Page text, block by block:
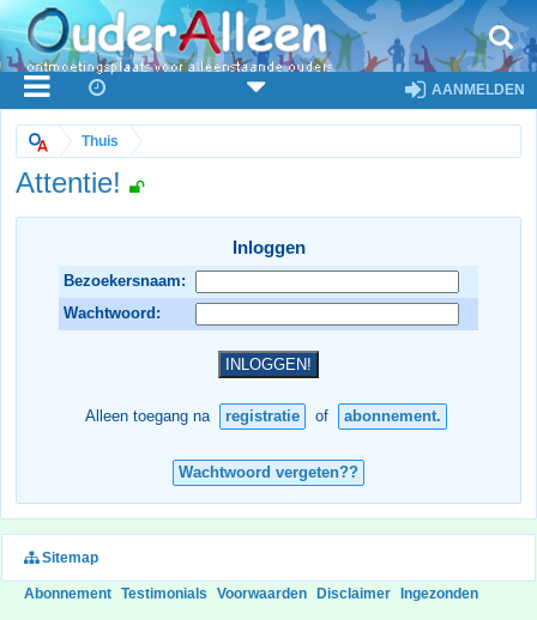
AANMELDEN
Thuis
Attentie!
Inloggen
Bezoekersnaam:
Wachtwoord:
Alleen toegang na registratie of abonnement.
Wachtwoord vergeten??
Sitemap
Abonnement Testimonials Voorwaarden Disclaimer Ingezonden